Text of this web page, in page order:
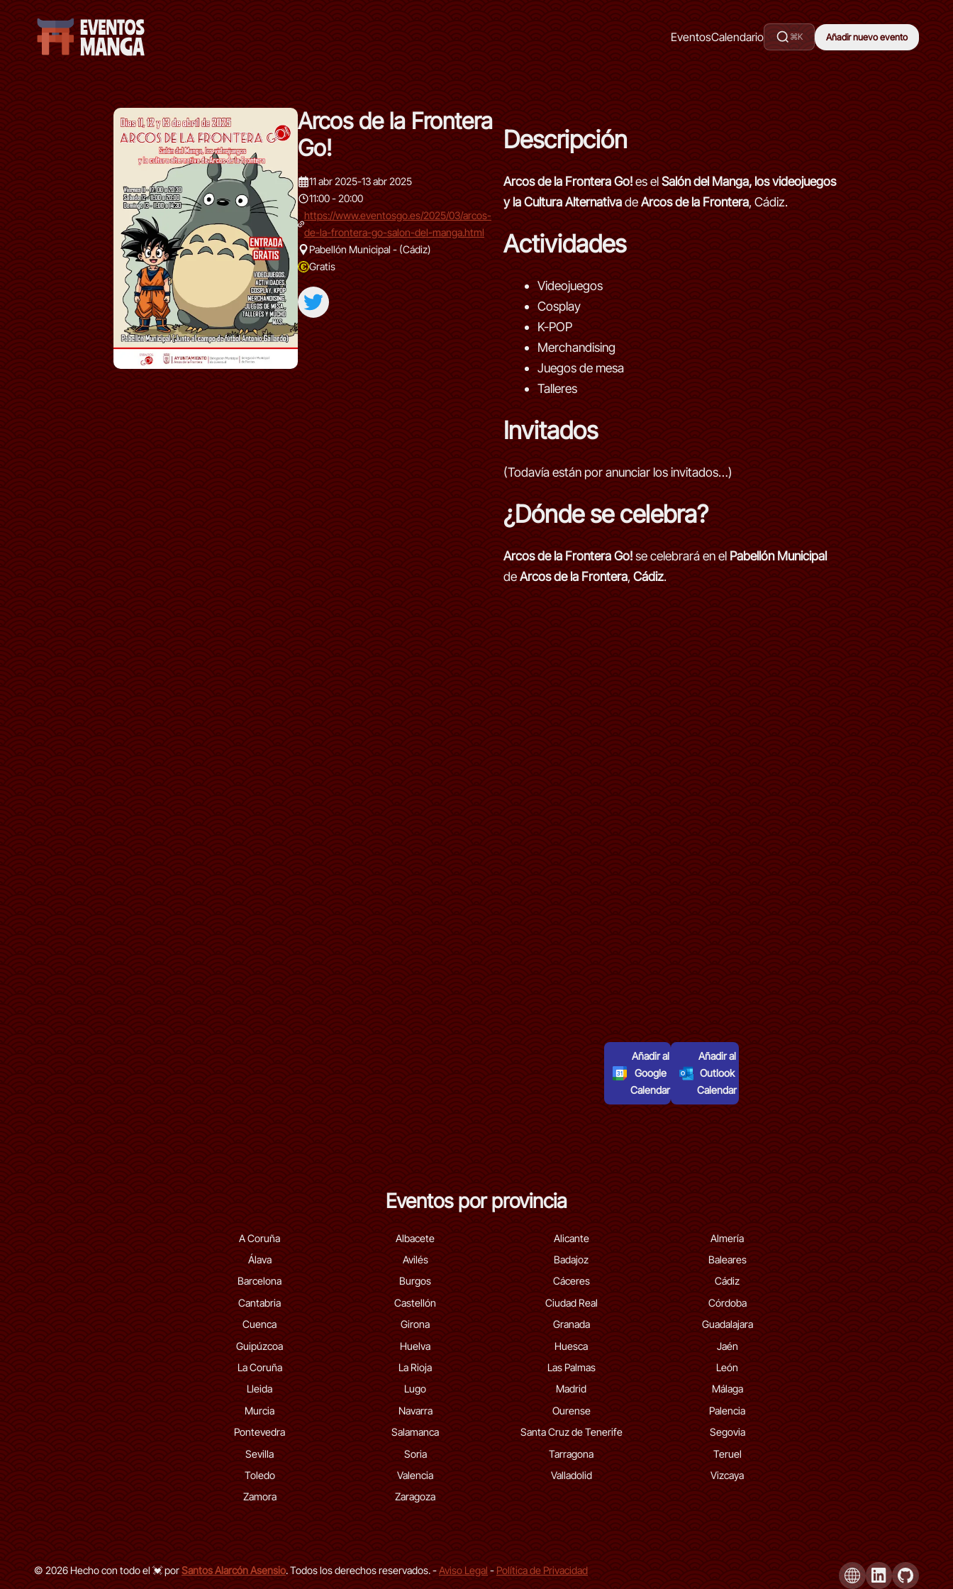
EventosCalendario ⌘K Añadir nuevo evento
Arcos de la Frontera
Go!
11 abr 2025-13 abr 2025
11:00 - 20:00
https://www.eventosgo.es/2025/03/arcos-
de-la-frontera-go-salon-del-manga.html
Pabellón Municipal - (Cádiz)
Gratis
Descripción
Arcos de la Frontera Go!es elSalón del Manga, los videojuegos
y la Cultura AlternativadeArcos de la Frontera, Cádiz.
Actividades
Videojuegos
Cosplay
K-POP
Merchandising
Juegos de mesa
Talleres
Invitados
(Todavía están por anunciar los invitados…)
¿Dónde se celebra?
Arcos de la Frontera Go!se celebrará en el Pabellón Municipal
deArcos de la Frontera,Cádiz.
Añadir al
Google
Calendar
Añadir al
Outlook
Calendar
Eventos por provincia
A Coruña Albacete Alicante
Almería
Álava
Avilés Badajoz
Baleares
Barcelona
Burgos Cáceres
Cádiz
Cantabria
Castellón Ciudad Real
Córdoba
Cuenca
Girona Granada
Guadalajara
Guipúzcoa
Huelva Huesca
Jaén
La Coruña
La Rioja Las Palmas
León
Lleida
Lugo Madrid
Málaga
Murcia
Navarra Ourense
Palencia
Pontevedra
Salamanca Santa Cruz de Tenerife
Segovia
Sevilla
Soria Tarragona
Teruel
Toledo
Valencia Valladolid
Vizcaya
Zamora
Zaragoza
© 2026 Hecho con todo el 💓 porSantos Alarcón Asensio. Todos los derechos reservados. -Aviso Legal -Política de Privacidad
Página WebLinkedIn de
GitHub